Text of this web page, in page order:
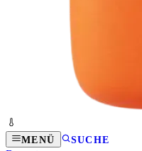
MENÜ SUCHE